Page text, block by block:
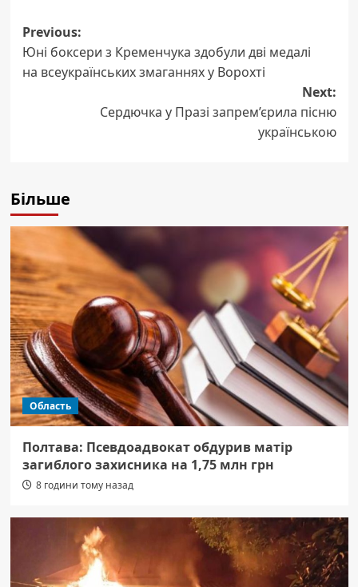
Post
navigation
Previous:
Юні боксери з Кременчука здобули дві медалі
на всеукраїнських змаганнях у Ворохті
Next:
Сердючка у Празі запрем’єрила пісню
українською
Більше
Область
Полтава: Псевдоадвокат обдурив матір
загиблого захисника на 1,75 млн грн
8 години тому назад